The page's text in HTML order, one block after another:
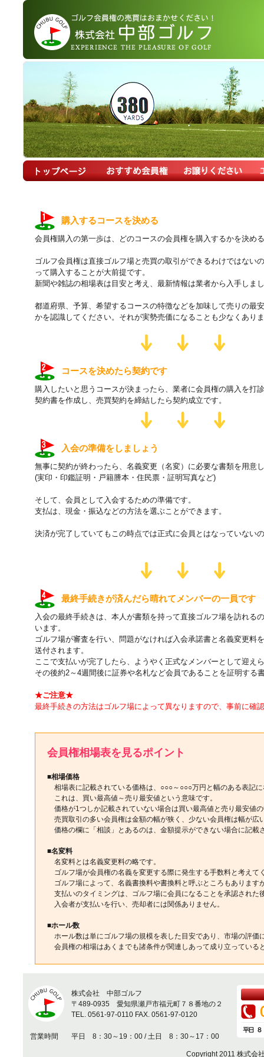
購入するコースを決める
会員権購入の第一歩は、どのコースの会員権を購入するかを決め
ゴルフ会員権は直接ゴルフ場と売買の取引ができるわけではない
って購入することが大前提です。
新聞や雑誌の相場表は目安と考え、最新情報は業者から入手しま
都道府県、予算、希望するコースの特徴などを加味して売りの最
かを認識してください。それが実勢売価になることも少なくあり
コースを決めたら契約です
購入したいと思うコースが決まったら、業者に会員権の購入を打
契約書を作成し、売買契約を締結したら契約成立です。
入会の準備をしましょう
無事に契約が終わったら、名義変更（名変）に必要な書類を用意
(実印・印鑑証明・戸籍謄本・住民票・証明写真など)
そして、会員として入会するための準備です。
支払は、現金・振込などの方法を選ぶことができます。
決済が完了していてもこの時点では正式に会員とはなっていない
最終手続きが済んだら晴れてメンバーの一員です
入会の最終手続きは、本人が書類を持って直接ゴルフ場を訪れる
います。
ゴルフ場が審査を行い、問題がなければ入会承諾書と名義変更料
送付されます。
ここで支払いが完了したら、ようやく正式なメンバーとして迎え
その後約2～4週間後に証券や名札など会員であることを証明する
★ご注意★
最終手続きの方法はゴルフ場によって異なりますので、事前に確
会員権相場表を見るポイント
■相場価格
相場表に記載されている価格は、○○○～○○○万円と幅のある表記
これは、買い最高値～売り最安値という意味です。
価格が1つしか記載されていない場合は買い最高値と売り最安値
売買取引の多い会員権は金額の幅が狭く、少ない会員権は幅が広
価格の欄に「相談」とあるのは、金額提示ができない場合に記載
■名変料
名変料とは名義変更料の略です。
ゴルフ場が会員権の名義を変更する際に発生する手数料と考えて
ゴルフ場によって、名義書換料や書換料と呼ぶところもあります
支払いのタイミングは、ゴルフ場に会員になることを承認された
入会者が支払いを行い、売却者には関係ありません。
■ホール数
ホール数は単にゴルフ場の規模を表した目安であり、市場の評価
会員権の相場はあくまでも諸条件が関連しあって成り立っている
株式会社 中部ゴルフ
〒489-0935 愛知県瀬戸市福元町７８番地の２
TEL. 0561-97-0110 FAX. 0561-97-0120
営業時間 平日 8：30～19：00 / 土日 8：30～17：00
Copyright 2011 株式会